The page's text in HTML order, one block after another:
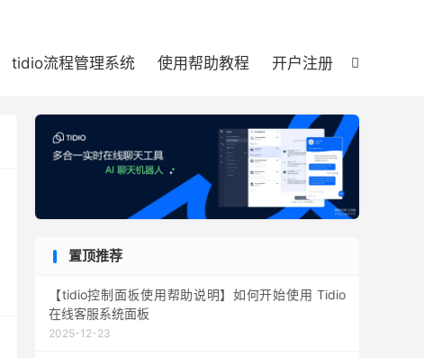

tidio流程管理系统 使用帮助教程 开户注册
置顶推荐
【tidio控制面板使用帮助说明】如何开始使用 Tidio
在线客服系统面板
2025-12-23